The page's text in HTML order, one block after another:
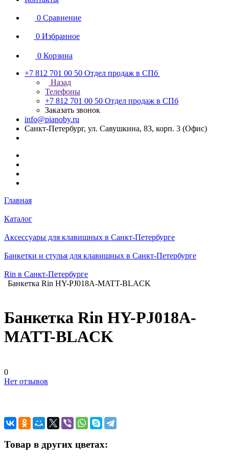
0 Сравнение
0 Избранное
0 Корзина
+7 812 701 00 50 Отдел продаж в СПб
Назад
Телефоны
+7 812 701 00 50 Отдел продаж в СПб
Заказать звонок
info@pianoby.ru
Санкт-Петербург, ул. Савушкина, 83, корп. 3 (Офис)
Главная
Каталог
Аксессуары для клавишных в Санкт-Петербурге
Банкетки и стулья для клавишных в Санкт-Петербурге
Rin в Санкт-Петербурге
Банкетка Rin HY-PJ018A-MATT-BLACK
Банкетка Rin HY-PJ018A-
MATT-BLACK
0
Нет отзывов
Товар в других цветах: